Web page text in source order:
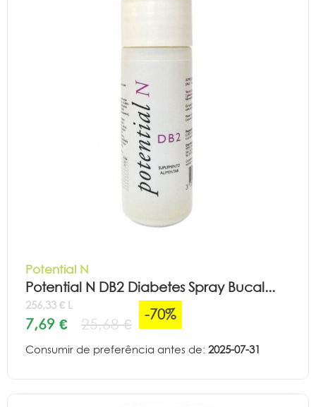
Potential N
Potential N DB2 Diabetes Spray Bucal...
256,33 € L
7,69 € 25,68 €
-70%
Consumir de preferência antes de: 2025-07-31